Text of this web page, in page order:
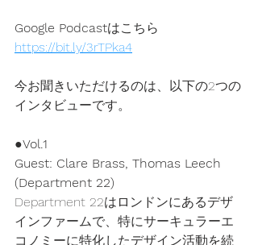
Google Podcastはこちら
https://bit.ly/3rTPka4
今お聞きいただけるのは、以下の2つの
インタビューです。
●Vol.1
Guest: Clare Brass, Thomas Leech
(Department 22)
Department 22はロンドンにあるデザ
インファームで、特にサーキュラーエ
コノミーに特化したデザイン活動を続